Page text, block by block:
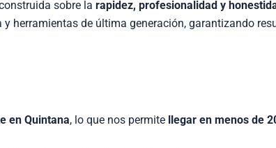
sobre la rapidez, profesionalidad y
herramientas de última generación, garantizando
en Quintana, lo que nos permite llegar en menos de